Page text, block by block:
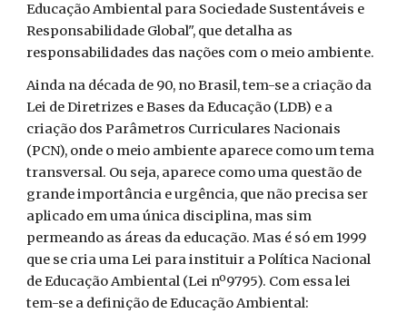
Educação Ambiental para Sociedade Sustentáveis e
Responsabilidade Global", que detalha as
responsabilidades das nações com o meio ambiente.
Ainda na década de 90, no Brasil, tem-se a criação da
Lei de Diretrizes e Bases da Educação (LDB) e a
criação dos Parâmetros Curriculares Nacionais
(PCN), onde o meio ambiente aparece como um tema
transversal. Ou seja, aparece como uma questão de
grande importância e urgência, que não precisa ser
aplicado em uma única disciplina, mas sim
permeando as áreas da educação. Mas é só em 1999
que se cria uma Lei para instituir a Política Nacional
de Educação Ambiental (Lei nº9795). Com essa lei
tem-se a definição de Educação Ambiental: